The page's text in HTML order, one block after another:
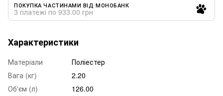
ПОКУПКА ЧАСТИНАМИ ВІД МОНОБАНК
3 платежі по 933.00 грн
Характеристики
Матеріали
Поліестер
Вага (кг)
2.20
Об'єм (л)
126.00